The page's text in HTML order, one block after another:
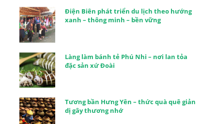
Điện Biên phát triển du lịch theo hướng
xanh – thông minh – bền vững
Làng làm bánh tẻ Phú Nhi – nơi lan tỏa
đặc sản xứ Đoài
Tương bần Hưng Yên – thức quà quê giản
dị gây thương nhớ